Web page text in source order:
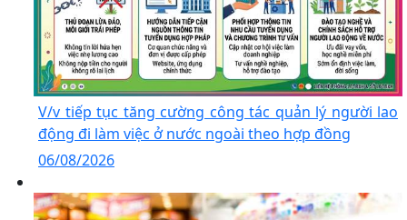
V/v tiếp tục tăng cường công tác quản lý người lao
động đi làm việc ở nước ngoài theo hợp đồng
06/08/2026